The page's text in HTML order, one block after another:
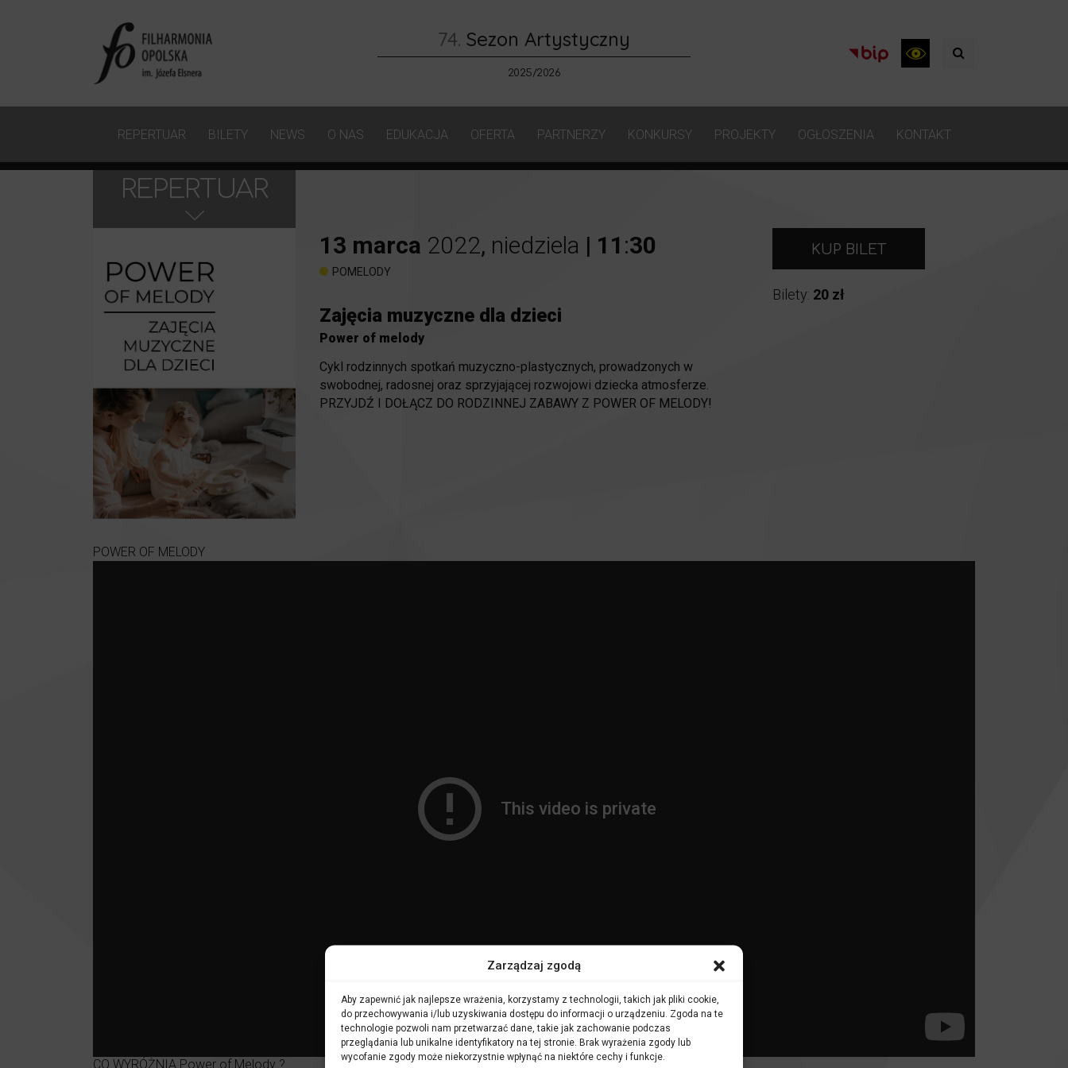
Zarządzaj zgodą
Aby zapewnić jak najlepsze wrażenia, korzystamy z technologii, takich jak pliki cookie,
do przechowywania i/lub uzyskiwania dostępu do informacji o urządzeniu. Zgoda na te
technologie pozwoli nam przetwarzać dane, takie jak zachowanie podczas
przeglądania lub unikalne identyfikatory na tej stronie. Brak wyrażenia zgody lub
wycofanie zgody może niekorzystnie wpłynąć na niektóre cechy i funkcje.
74. Sezon Artystyczny
2025/2026
REPERTUAR BILETY NEWS O NAS EDUKACJA OFERTA PARTNERZY KONKURSY PROJEKTY OGŁOSZENIA KONTAKT
REPERTUAR
13 marca 2022, niedziela | 11 :30
POMELODY
Zajęcia muzyczne dla dzieci
Power of melody
Cykl rodzinnych spotkań muzyczno-plastycznych, prowadzonych w
swobodnej, radosnej oraz sprzyjającej rozwojowi dziecka atmosferze.
PRZYJDŹ I DOŁĄCZ DO RODZINNEJ ZABAWY Z POWER OF MELODY!
KUP BILET
Bilety: 20 zł
POWER OF MELODY
CO WYRÓŻNIA Power of Melody ?